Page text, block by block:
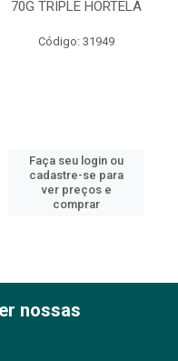
70G TRIPLE HORTELÃ
Código: 31949
Faça seu login ou
cadastre-se para
ver preços e
comprar
nossas